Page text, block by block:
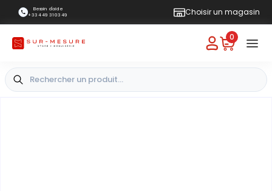
Besoin d'aide
+33 4 49 31 03 49
Choisir un magasin
0